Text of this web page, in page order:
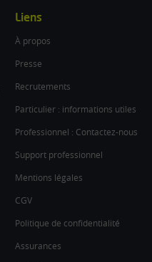
Liens
À propos
Presse
Recrutements
Particulier : informations utiles
Professionnel : Contactez-nous
Support professionnel
Mentions légales
CGV
Politique de confidentialité
Assurances